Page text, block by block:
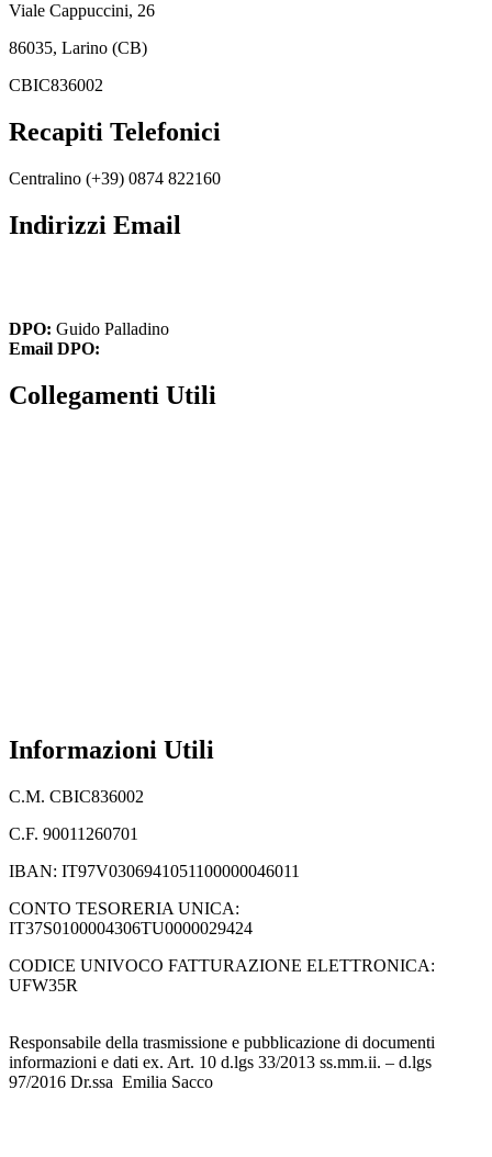
Viale Cappuccini, 26
86035, Larino (CB)
CBIC836002
Recapiti Telefonici
Centralino (+39) 0874 822160
Indirizzi Email
DPO: Guido Palladino
Email DPO:
Collegamenti Utili
Informazioni Utili
C.M. CBIC836002
C.F. 90011260701
IBAN: IT97V0306941051100000046011
CONTO TESORERIA UNICA:
IT37S0100004306TU0000029424
CODICE UNIVOCO FATTURAZIONE ELETTRONICA:
UFW35R
Responsabile della trasmissione e pubblicazione di documenti
informazioni e dati ex. Art. 10 d.lgs 33/2013 ss.mm.ii. – d.lgs
97/2016 Dr.ssa Emilia Sacco